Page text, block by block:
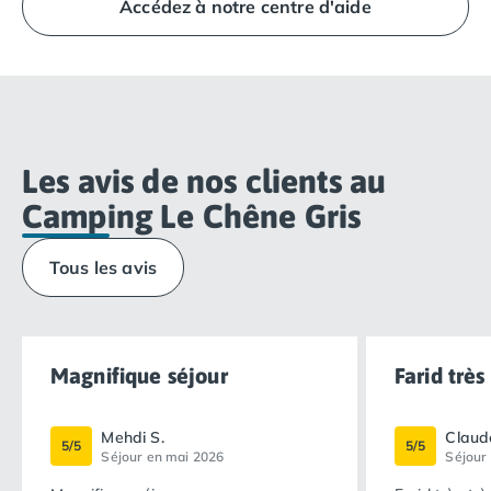
camping. Les conditions d'accès ou les zones
autorisées pouvant varier selon la saison, nous vous
réglementation locale directement à la réception dès
Accédez à notre centre d'aide
Les avis de nos clients au
Camping Le Chêne Gris
Tous les avis
Magnifique séjour
5/5 Mehdi S.
Séjour en mai 2026
Farid
5/5
Séjour